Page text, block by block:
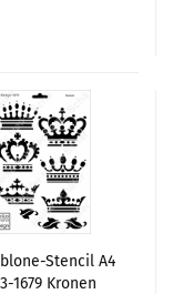
Stencil A4
1679 Kronen